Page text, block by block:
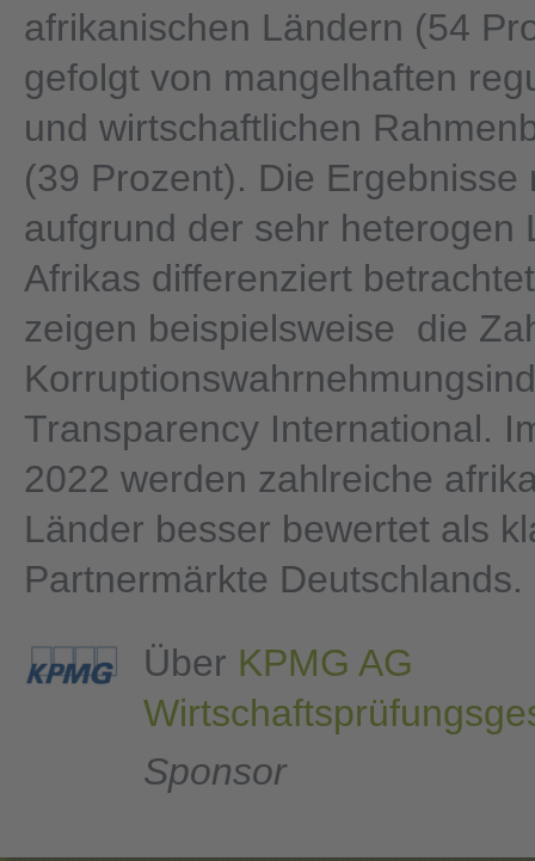
afrikanischen Ländern (54
gefolgt von mangelhaften
und wirtschaftlichen
(39 Prozent). Die Ergebnisse
aufgrund der sehr heterogen
Afrikas differenziert
zeigen beispielsweise die
Transparency International.
2022 werden zahlreiche
Länder besser bewertet als
Partnermärkte Deutschlands.
Über KPMG AG
Sponsor